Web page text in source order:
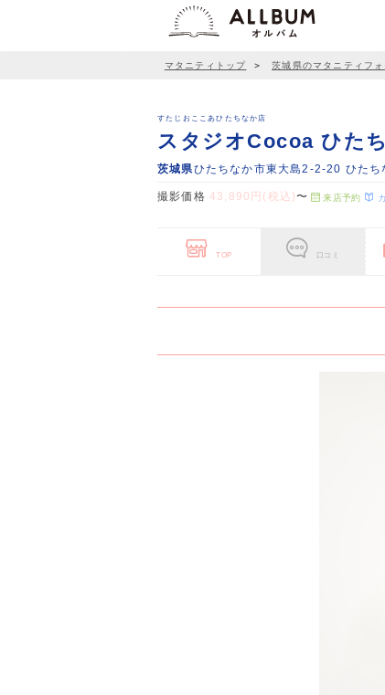
マタニティトップ ＞ 茨城県のマタニティフ
すたじおここあひたちなか店
スタジオCocoa ひた
茨城県ひたちなか市東大島2-2-20 ひた
撮影価格 43,890円(税込)〜 来店予約
TOP 口コミ